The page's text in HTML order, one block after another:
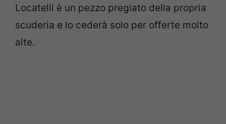
Locatelli è un pezzo pregiato della propria
scuderia e lo cederà solo per offerte molto
alte.